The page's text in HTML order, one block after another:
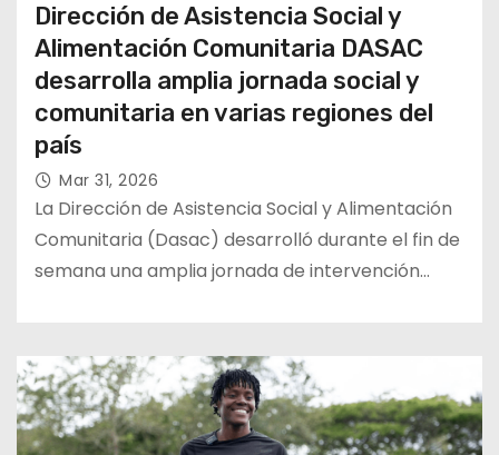
Dirección de Asistencia Social y
Alimentación Comunitaria DASAC
desarrolla amplia jornada social y
comunitaria en varias regiones del
país
Mar 31, 2026
La Dirección de Asistencia Social y Alimentación
Comunitaria (Dasac) desarrolló durante el fin de
semana una amplia jornada de intervención…